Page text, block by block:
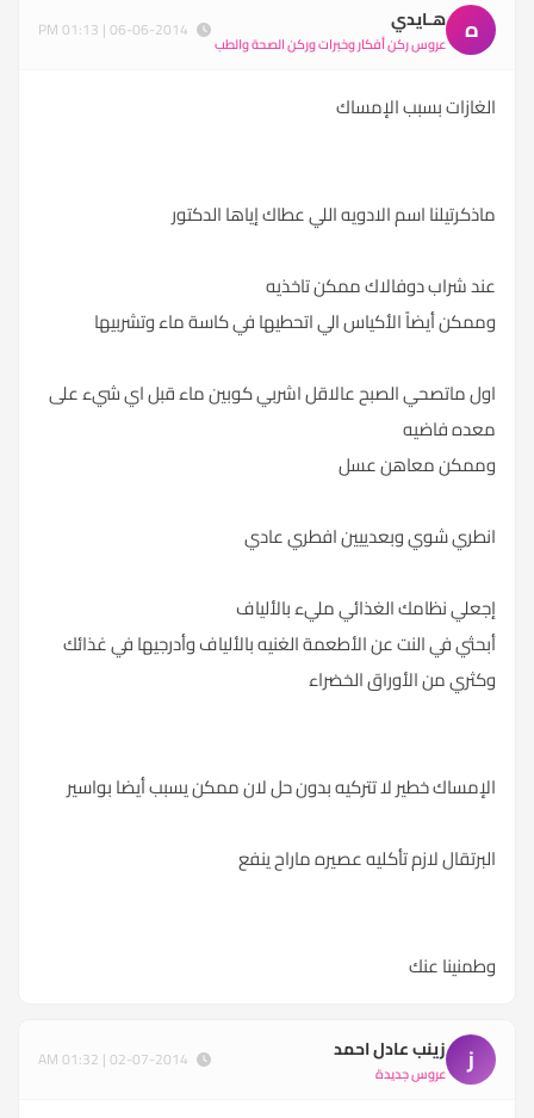
ه هـايدي
عروس ركن أفكار وخبرات وركن الصحة والطب
الغازات بسبب الإمساك
ماذكرتيلنا اسم الادويه اللي عطاك إياها الدكتور
عند شراب دوفالاك ممكن تاخذيه
وممكن أيضاً الأكياس الي اتحطيها في كاسة ماء وتشربيها
اول ماتصحي الصبح عالاقل اشربي كوبين ماء قبل اي شيء على
معده فاضيه
وممكن معاهن عسل
انطري شوي وبعدييين افطري عادي
إجعلي نظامك الغذائي مليء بالألياف
أبحثي في النت عن الأطعمة الغنيه بالألياف وأدرجيها في غذائك
وكثري من الأوراق الخضراء
الإمساك خطير لا تتركيه بدون حل لان ممكن يسبب أيضا بواسير
البرتقال لازم تأكليه عصيره ماراح ينفع
وطمنينا عنك
ز زينب عادل احمد
عروس جديدة